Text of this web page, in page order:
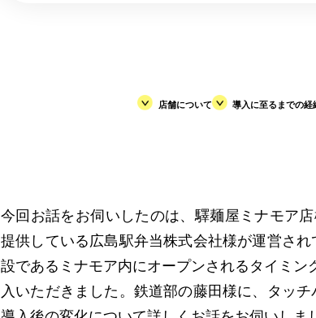
店舗について 導入に至るまでの経
今回お話をお伺いしたのは、驛麺屋ミナモア
提供している広島駅弁当株式会社様が運営さ
設であるミナモア内にオープンされるタイミ
入いただきました。鉄道部の藤田様に、タッ